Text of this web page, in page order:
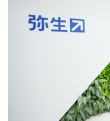
インタビュー
リファレンス
再チャレンジ結果一覧
paiza times